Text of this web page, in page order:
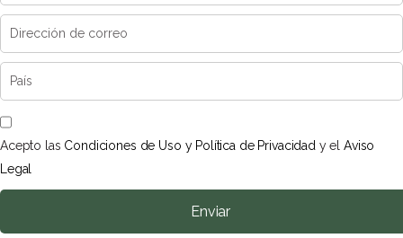
Acepto las Condiciones de Uso y Política de Privacidad y elAviso
Legal
Enviar